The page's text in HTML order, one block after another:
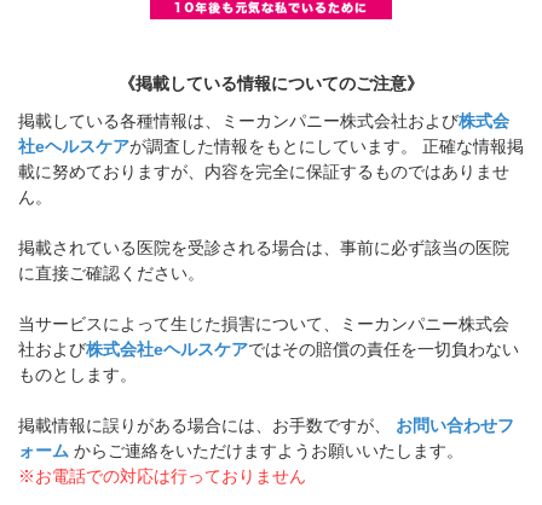
《掲載している情報についてのご注意》
掲載している各種情報は、ミーカンパニー株式会社および株式会
社eヘルスケアが調査した情報をもとにしています。 正確な情報掲
載に努めておりますが、内容を完全に保証するものではありませ
ん。
掲載されている医院を受診される場合は、事前に必ず該当の医院
に直接ご確認ください。
当サービスによって生じた損害について、ミーカンパニー株式会
社および株式会社eヘルスケアではその賠償の責任を一切負わない
ものとします。
掲載情報に誤りがある場合には、お手数ですが、 お問い合わせフ
ォーム からご連絡をいただけますようお願いいたします。
※お電話での対応は行っておりません